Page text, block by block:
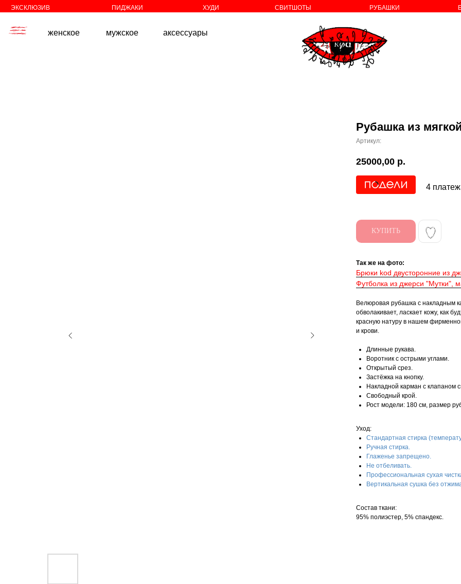
женское мужское аксессуары
ЭКСКЛЮЗИВ ПИДЖАКИ ХУДИ СВИТШОТЫ РУБАШКИ
Рубашка из
Артикул:
25000,00 р.
4
КУПИТЬ
Так же на фото:
Брюки kod двусторонние из
Футболка из джерси "Мутки",
Велюровая рубашка с накладным
обволакивает, ласкает кожу, как
красную натуру в нашем
и крови.
Длинные рукава.
Воротник с острыми углами.
Открытый срез.
Застёжка на кнопку.
Накладной карман с клапаном
Свободный крой.
Рост модели: 180 см, размер
Уход:
Стандартная стирка
Ручная стирка.
Глаженье запрещено.
Не отбеливать.
Профессиональная сухая
Вертикальная сушка без
Состав ткани:
95% полиэстер, 5% спандекс.